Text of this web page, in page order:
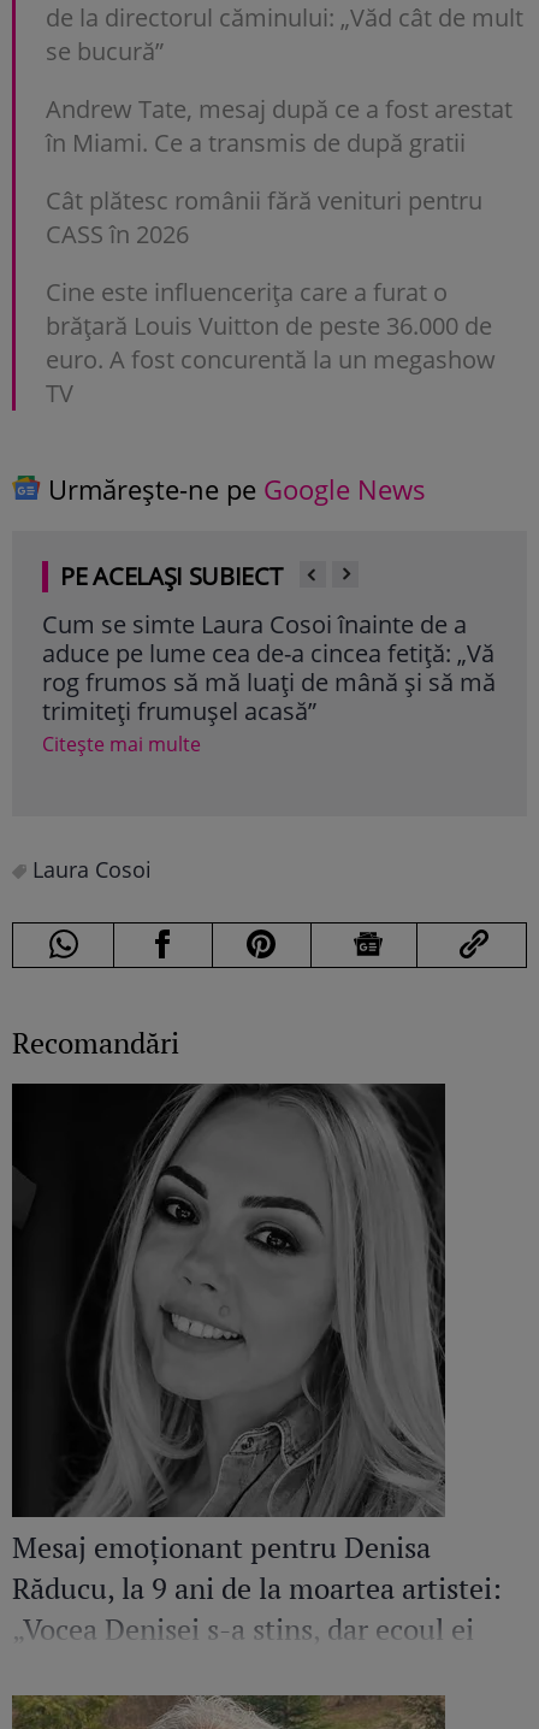
de la directorul căminului: „Văd cât de mult
se bucură”
Andrew Tate, mesaj după ce a fost arestat
în Miami. Ce a transmis de după gratii
Cât plătesc românii fără venituri pentru
CASS în 2026
Cine este influencerița care a furat o
brățară Louis Vuitton de peste 36.000 de
euro. A fost concurentă la un megashow
TV
Urmărește-ne pe Google News
PE ACELAȘI SUBIECT
Cum se simte Laura Cosoi înainte de a
aduce pe lume cea de-a cincea fetiță: „Vă
rog frumos să mă luați de mână și să mă
trimiteți frumușel acasă”
Citește mai multe
Laura Cosoi
Recomandări
Mesaj emoționant pentru Denisa
Răducu, la 9 ani de la moartea artistei:
„Vocea Denisei s-a stins, dar ecoul ei